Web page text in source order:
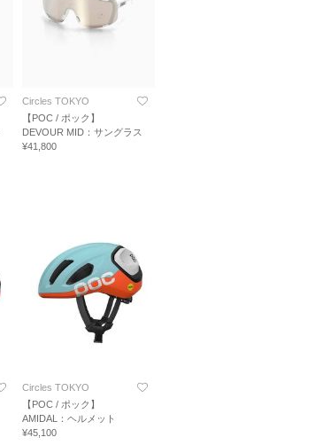
Circles TOKYO
【POC / ポック】
DEVOUR MID：サングラス
¥41,800
Circles TOKYO
【POC / ポック】
AMIDAL：ヘルメット
¥45,100